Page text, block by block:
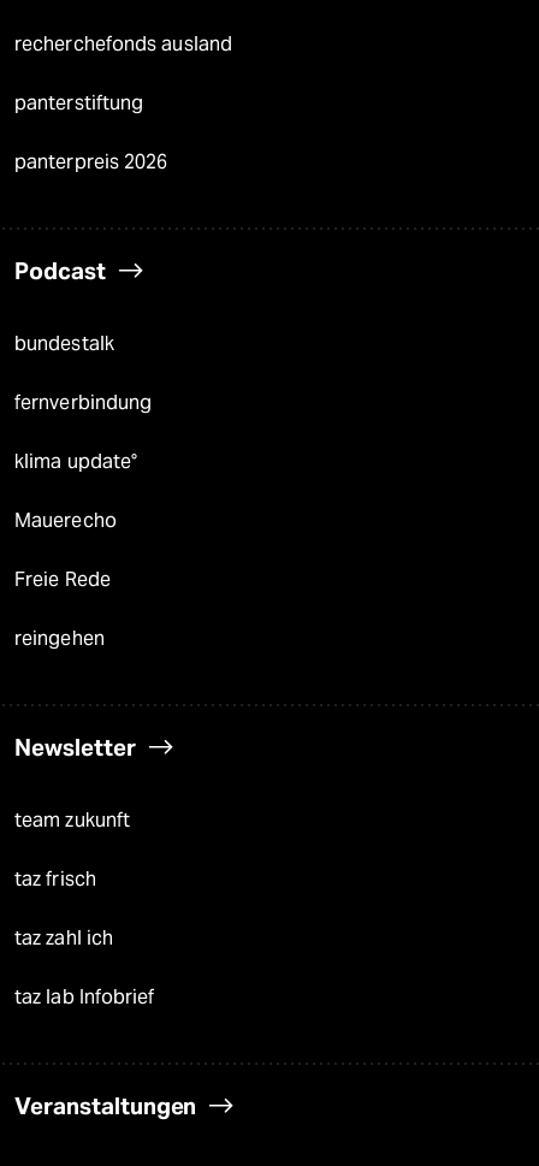
recherchefonds ausland
panterstiftung
panterpreis 2026
Podcast
bundestalk
fernverbindung
klima update°
Mauerecho
Freie Rede
reingehen
Newsletter
team zukunft
taz frisch
taz zahl ich
taz lab Infobrief
Veranstaltungen